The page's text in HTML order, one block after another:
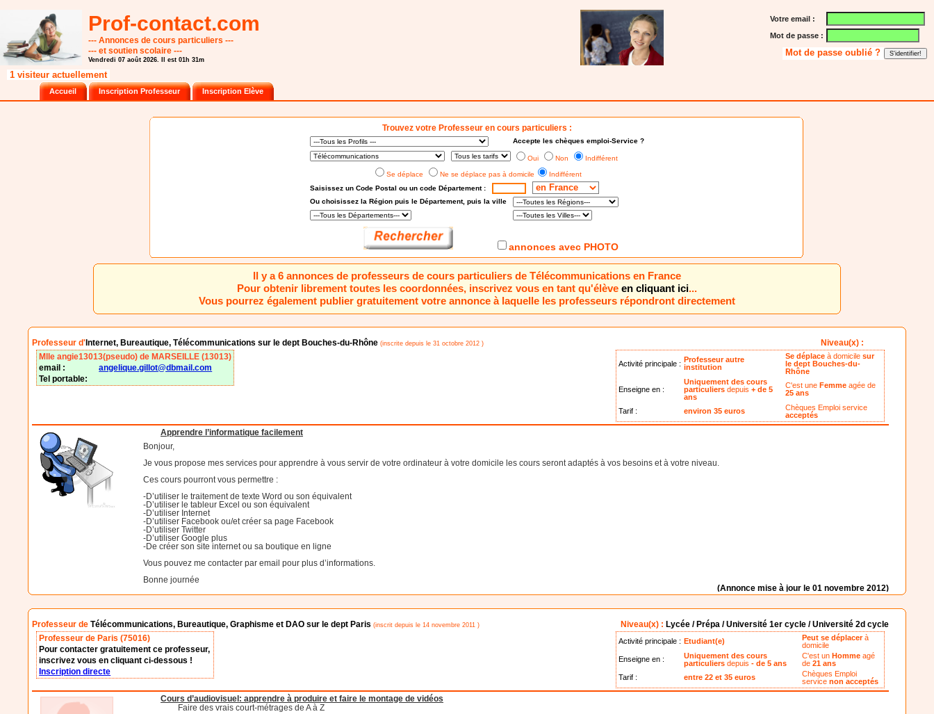
Prof-contact.com
--- Annonces de cours particuliers ---
--- et soutien scolaire ---
Vendredi 07 août 2026. Il est 01h 31m
Votre email :
Mot de passe :
Mot de passe oublié ?
1 visiteur actuellement
Accueil Inscription Professeur Inscription Elève
Trouvez votre Professeur en cours particuliers :
Accepte les chèques emploi-Service ?
Oui Non Indifférent
Se déplace Ne se déplace pas à domicile
Indifférent
Saisissez un Code Postal ou un code Département :
Ou choisissez la Région puis le Département, puis la ville
annonces avec PHOTO
Il y a 6 annonces de professeurs de cours particuliers de Télécommunications en France
Pour obtenir librement toutes les coordonnées, inscrivez vous en tant qu'élève en cliquant ici...
Vous pourrez également publier gratuitement votre annonce à laquelle les professeurs répondront directement
Professeur d' Internet, Bureautique, Télécommunications sur le dept Bouches-du-Rhône (inscrite depuis le 31 octobre 2012 ) Niveau(x) :
Activité principale : Professeur autre
institution
Se déplaceà domicilesur
le dept Bouches-du-
Rhône
Enseigne en :
Uniquement des cours
particuliers depuis+ de 5
ans
C'est une Femme agée de
25 ans
Tarif : environ 35 euros
Chèques Emploi service
acceptés
Mlle angie13013(pseudo) de MARSEILLE (13013)
email :
angelique.gillot@dbmail.com
Tel portable:
Apprendre l’informatique facilement
Bonjour,
Je vous propose mes services pour apprendre à vous servir de votre ordinateur à votre domicile les cours seront adaptés à vos besoins et à votre niveau.
Ces cours pourront vous permettre :
-D’utiliser le traitement de texte Word ou son équivalent
-D’utiliser le tableur Excel ou son équivalent
-D’utiliser Internet
-D’utiliser Facebook ou/et créer sa page Facebook
-D’utiliser Twitter
-D’utiliser Google plus
-De créer son site internet ou sa boutique en ligne
Vous pouvez me contacter par email pour plus d’informations.
Bonne journée
(Annonce mise à jour le 01 novembre 2012)
Professeur deTélécommunications, Bureautique, Graphisme et DAO sur le dept Paris (inscrit depuis le 14 novembre 2011 ) Niveau(x) : Lycée / Prépa / Université 1er cycle / Université 2d cycle
Activité principale : Etudiant(e) Peut se déplacerà
domicile
Enseigne en :
Uniquement des cours
particuliers depuis- de 5 ans
C'est un Homme agé
de21 ans
Tarif :
entre 22 et 35 euros
Chèques Emploi
servicenon acceptés
Professeur de Paris (75016)
Pour contacter gratuitement ce professeur,
inscrivez vous en cliquant ci-dessous !
Inscription directe
Cours d’audiovisuel: apprendre à produire et faire le montage de vidéos
Faire des vrais court-métrages de A à Z